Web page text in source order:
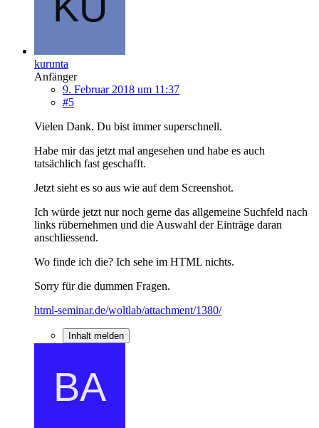
kurunta
Anfänger
9. Februar 2018 um 11:37
#5
Vielen Dank. Du bist immer superschnell.
Habe mir das jetzt mal angesehen und habe es auch
tatsächlich fast geschafft.
Jetzt sieht es so aus wie auf dem Screenshot.
Ich würde jetzt nur noch gerne das allgemeine Suchfeld nach
links rübernehmen und die Auswahl der Einträge daran
anschliessend.
Wo finde ich die? Ich sehe im HTML nichts.
Sorry für die dummen Fragen.
html-seminar.de/woltlab/attachment/1380/
Inhalt melden